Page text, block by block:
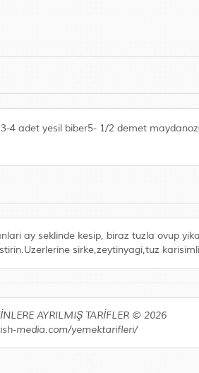
adet yesil biber5- 1/2 demet
ay seklinde kesip, biraz tuzla ovup
sirke,zeytinyagi,tuz
AYRILMIŞ TARİFLER © 2026
media.com/yemektarifleri/